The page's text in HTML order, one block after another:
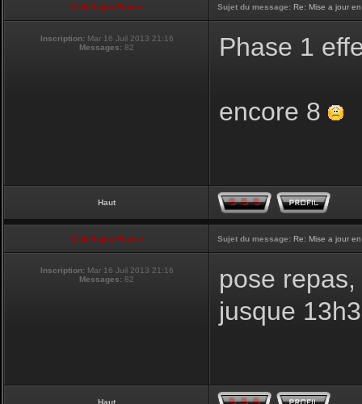
Club Supra France Sujet du message: Re: Mise a jour
Inscription: Mar 16 Juil 2013 21:16
Messages: 82 Phase 1
encore 8
Haut
Club Supra France Sujet du message: Re: Mise a jour
Inscription: Mar 16 Juil 2013 21:16
Messages: 82
pose
jusque
Haut